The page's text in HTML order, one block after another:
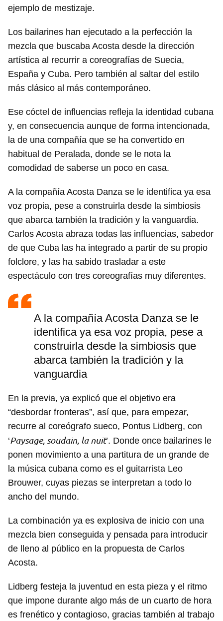
ejemplo de mestizaje.
Los bailarines han ejecutado a la perfección la
mezcla que buscaba Acosta desde la dirección
artística al recurrir a coreografías de Suecia,
España y Cuba. Pero también al saltar del estilo
más clásico al más contemporáneo.
Ese cóctel de influencias refleja la identidad cubana
y, en consecuencia aunque de forma intencionada,
la de una compañía que se ha convertido en
habitual de Peralada, donde se le nota la
comodidad de saberse un poco en casa.
A la compañía Acosta Danza se le identifica ya esa
voz propia, pese a construirla desde la simbiosis
que abarca también la tradición y la vanguardia.
Carlos Acosta abraza todas las influencias, sabedor
de que Cuba las ha integrado a partir de su propio
folclore, y las ha sabido trasladar a este
espectáculo con tres coreografías muy diferentes.
A la compañía Acosta Danza se le
identifica ya esa voz propia, pese a
construirla desde la simbiosis que
abarca también la tradición y la
vanguardia
En la previa, ya explicó que el objetivo era
“desbordar fronteras”, así que, para empezar,
recurre al coreógrafo sueco, Pontus Lidberg, con
‘Paysage, soudain, la nuit’. Donde once bailarines le
ponen movimiento a una partitura de un grande de
la música cubana como es el guitarrista Leo
Brouwer, cuyas piezas se interpretan a todo lo
ancho del mundo.
La combinación ya es explosiva de inicio con una
mezcla bien conseguida y pensada para introducir
de lleno al público en la propuesta de Carlos
Acosta.
Lidberg festeja la juventud en esta pieza y el ritmo
que impone durante algo más de un cuarto de hora
es frenético y contagioso, gracias también al trabajo